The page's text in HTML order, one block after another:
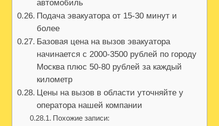
автомобиль
Подача эвакуатора от 15-30 минут и
более
Базовая цена на вызов эвакуатора
начинается с 2000-3500 рублей по городу
Москва плюс 50-80 рублей за каждый
километр
Цены на вызов в области уточняйте у
оператора нашей компании
Похожие записи: